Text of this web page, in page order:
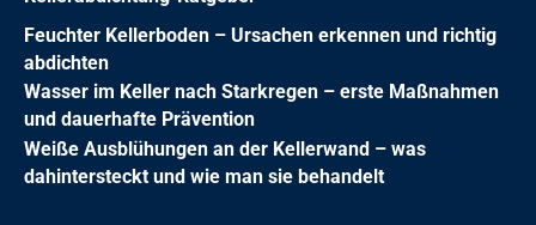
Feuchter Kellerboden – Ursachen erkennen und richtig
abdichten
Wasser im Keller nach Starkregen – erste Maßnahmen
und dauerhafte Prävention
Weiße Ausblühungen an der Kellerwand – was
dahintersteckt und wie man sie behandelt